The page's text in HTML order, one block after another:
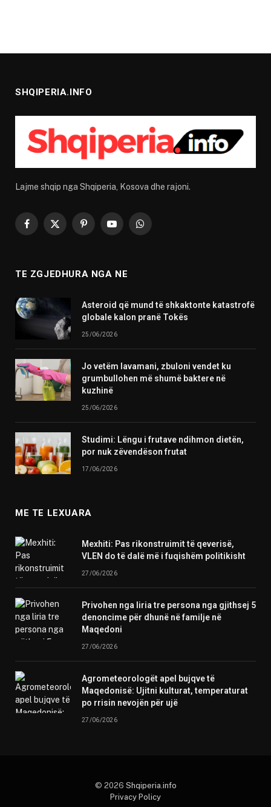
SHQIPERIA.INFO
Lajme shqip nga Shqiperia, Kosova dhe rajoni.
Facebook
X
PinterestYouTubeWhatsApp
TE ZGJEDHURA NGA NE
Asteroid që mund të shkaktonte katastrofë
globale kalon pranë Tokës
25/06/2026
Jo vetëm lavamani, zbuloni vendet ku
grumbullohen më shumë baktere në
kuzhinë
25/06/2026
Studimi: Lëngu i frutave ndihmon dietën,
por nuk zëvendëson frutat
17/06/2026
ME TE LEXUARA
Mexhiti: Pas rikonstruimit të qeverisë,
VLEN do të dalë më i fuqishëm politikisht
27/06/2026
Privohen nga liria tre persona nga gjithsej 5
denoncime për dhunë në familje në
Maqedoni
27/06/2026
Agrometeorologët apel bujqve të
Maqedonisë: Ujitni kulturat, temperaturat
po rrisin nevojën për ujë
27/06/2026
© 2026 Shqiperia.info
Privacy Policy